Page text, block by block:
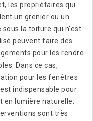
les propriétaires qui
un grenier ou un
sous la toiture qui n'est
peuvent faire des
pour les rendre
Dans ce cas,
pour les fenêtres
indispensable pour
en lumière naturelle.
sont très